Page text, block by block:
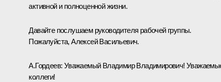
активной и полноценной жизни.
Давайте послушаем руководителя рабочей группы.
Пожалуйста, Алексей Васильевич.
А.Гордеев: Уважаемый Владимир Владимирович!
коллеги!